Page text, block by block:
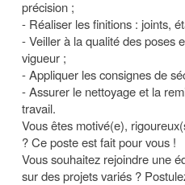
précision ;
- Réaliser les finitions : joints,
- Veiller à la qualité des poses
vigueur ;
- Appliquer les consignes de
- Assurer le nettoyage et la
travail.
Vous êtes motivé(e),
? Ce poste est fait pour vous !
Vous souhaitez rejoindre une
sur des projets variés ?